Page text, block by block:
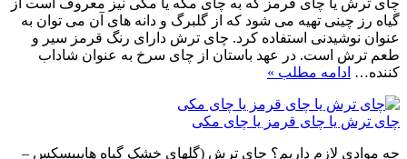
گیاه رز چینی تهیه می‌ شود که از گلبرگ و دانه های آن می‌ توان به
عنوان نوشیدنی استفاده کرد. چای ترش دارای رنگ قرمز سیر و
طعم ترش است. در عهد باستان از چای سرخ به عنوان شاداب
‌کننده… ادامه مطلب »
چای ترش یا چای قرمز یا چای مکی
چه موادی لازم داریم؟ چای ترش (گلهای خشک گیاه هایبیسکس –